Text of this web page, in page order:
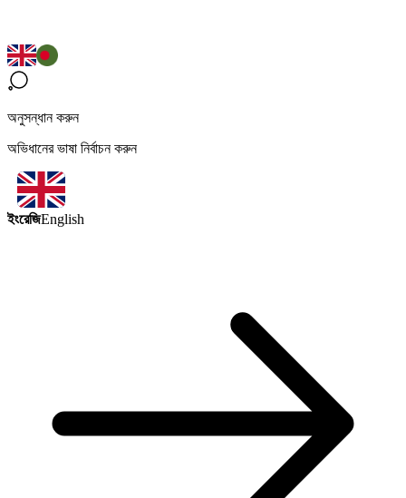
অনুসন্ধান করুন
অভিধানের ভাষা নির্বাচন করুন
ইংরেজিEnglish